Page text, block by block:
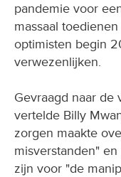
pandemie voor
massaal
optimisten begin
verwezenlijken.
Gevraagd naar de
vertelde Billy
zorgen maakte
misverstanden"
zijn voor "de